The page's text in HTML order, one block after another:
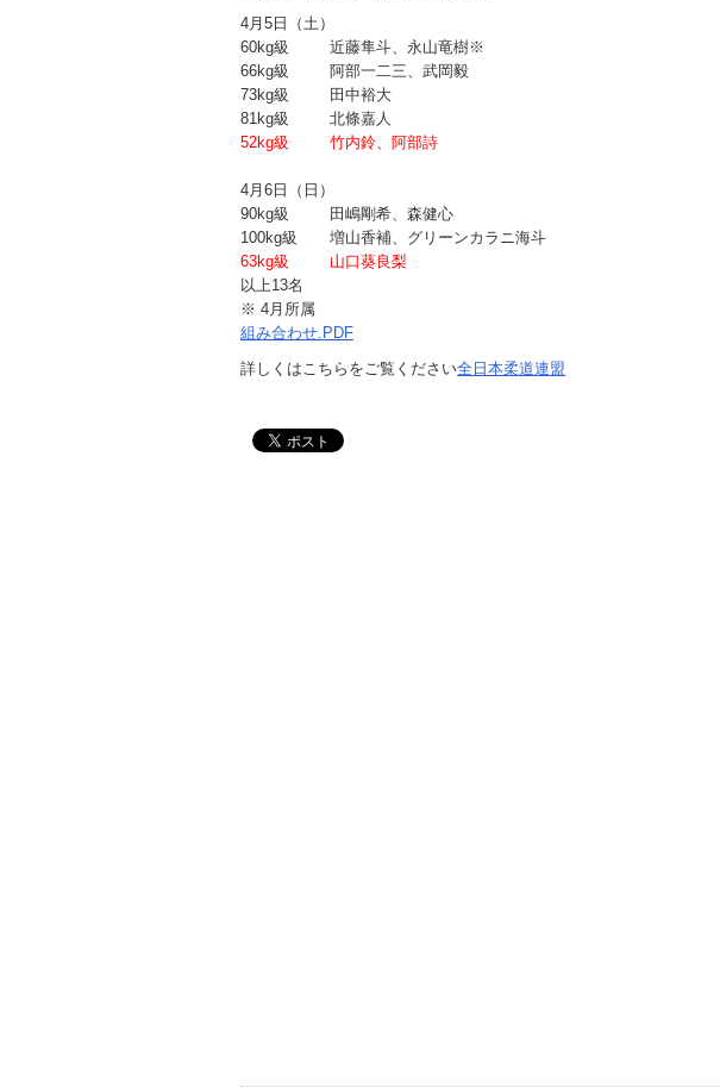
4月5日（土）
60kg級
近藤隼斗、永山竜樹※
66kg級
阿部一二三、武岡毅
73kg級
田中裕大
81kg級
北條嘉人
52kg級
竹内鈴、阿部詩
4月6日（日）
90kg級
田嶋剛希、森健心
100kg級
増山香補、グリーンカラニ海斗
63kg級
山口葵良梨
以上13名
※ 4月所属
組み合わせ.PDF
詳しくはこちらをご覧ください全日本柔道連盟